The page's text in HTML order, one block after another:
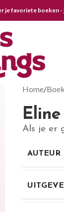
je favoriete boeken -
Home
Als je er
AUTEUR